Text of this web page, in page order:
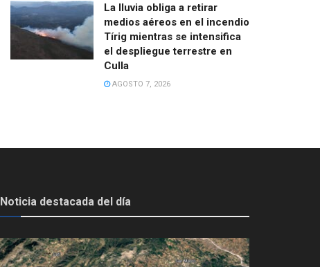
La lluvia obliga a retirar
medios aéreos en el incendio
Tírig mientras se intensifica
el despliegue terrestre en
Culla
AGOSTO 7, 2026
Noticia destacada del día